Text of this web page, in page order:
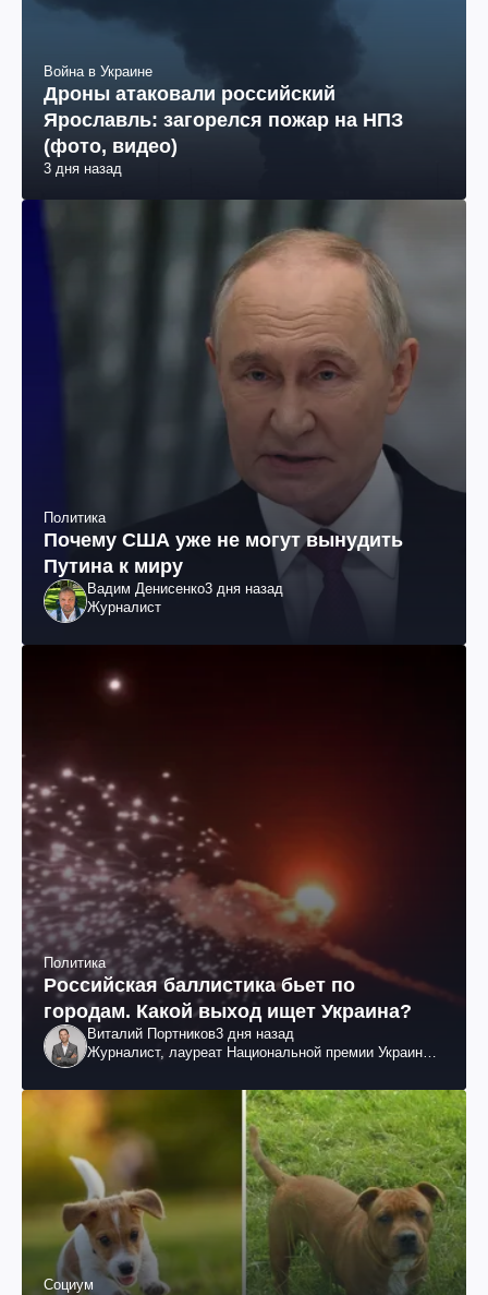
Война в Украине
Дроны атаковали российский
Ярославль: загорелся пожар на НПЗ
(фото, видео)
3 дня назад
Политика
Почему США уже не могут вынудить
Путина к миру
Вадим Денисенко3 дня назад
Журналист
Политика
Российская баллистика бьет по
городам. Какой выход ищет Украина?
Виталий Портников3 дня назад
Журналист, лауреат Национальной премии Украины
Социум